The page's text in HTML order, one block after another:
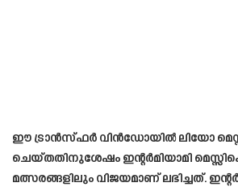
ഈ ട്രാൻസ്ഫർ വിൻഡോയിൽ ലിയോ
ചെയ്തതിനുശേഷം ഇന്റർമിയാമി
മത്സരങ്ങളിലും വിജയമാണ് ലഭിച്ചത്.